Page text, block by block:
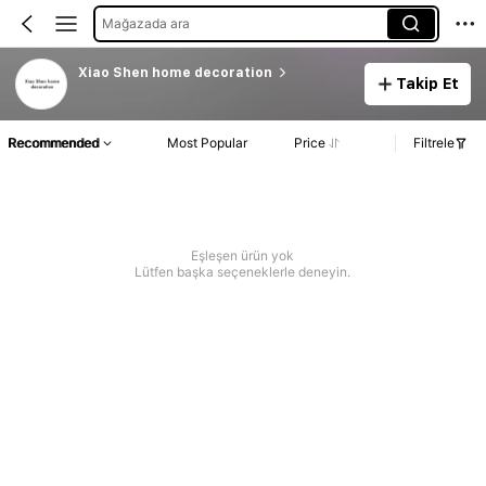
Mağazada ara
Xiao Shen home decoration
Takip Et
Recommended Most Popular Price Filtrele
Eşleşen ürün yok
Lütfen başka seçeneklerle deneyin.